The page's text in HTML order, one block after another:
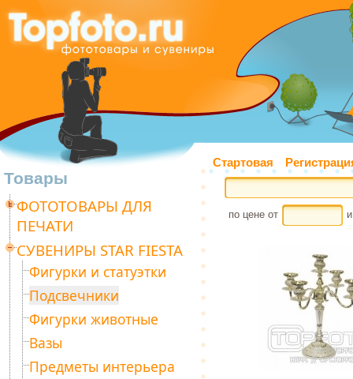
Стартовая
Товары
ФОТОТОВАРЫ ДЛЯ
ПЕЧАТИ
СУВЕНИРЫ STAR FIESTA
Фигурки и статуэтки
Подсвечники
Фигурки животные
Вазы
Предметы интерьера
по цене от